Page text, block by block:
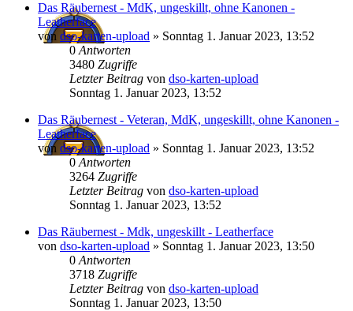
Das Räubernest - MdK, ungeskillt, ohne Kanonen -
Leatherface
von dso-karten-upload » Sonntag 1. Januar 2023, 13:52
0Antworten
3480 Zugriffe
Letzter Beitrag von dso-karten-upload
Sonntag 1. Januar 2023, 13:52
Das Räubernest - Veteran, MdK, ungeskillt, ohne Kanonen -
Leatherface
von dso-karten-upload » Sonntag 1. Januar 2023, 13:52
0Antworten
3264 Zugriffe
Letzter Beitrag von dso-karten-upload
Sonntag 1. Januar 2023, 13:52
Das Räubernest - Mdk, ungeskillt - Leatherface
von dso-karten-upload » Sonntag 1. Januar 2023, 13:50
0Antworten
3718 Zugriffe
Letzter Beitrag von dso-karten-upload
Sonntag 1. Januar 2023, 13:50